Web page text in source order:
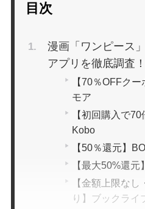
サービスの使い
目次
漫画「ワンピース
アプリを徹底調査！
【70％OFFク
モア
【初回購入で
Kobo
【50％還元】
【最大50%還元
【金額上限な
り】ブックライ